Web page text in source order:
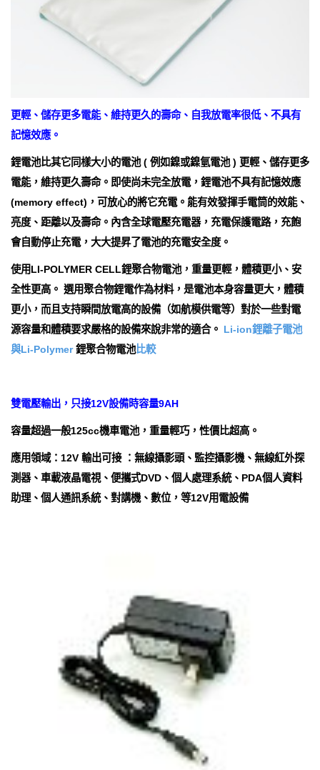
更輕、儲存更多電能、維持更久的壽命、自我放電率很低、不具有
記憶效應。
鋰電池比其它同樣大小的電池 ( 例如鎳或鎳氫電池 ) 更輕、儲存更多
電能，維持更久壽命。即使尚未完全放電，鋰電池不具有記憶效應
(memory effect)，可放心的將它充電。能有效發揮手電筒的效能、
亮度、距離以及壽命。內含全球電壓充電器，充電保護電路，充飽
會自動停止充電，大大提昇了電池的充電安全度。
使用LI-POLYMER CELL鋰聚合物電池，重量更輕，體積更小、安
全性更高。 選用聚合物鋰電作為材料，是電池本身容量更大，體積
更小，而且支持瞬間放電高的設備（如航模供電等）對於一些對電
源容量和體積要求嚴格的設備來說非常的適合。 Li-ion鋰離子電池
與Li-Polymer鋰聚合物電池比較
雙電壓輸出，只接12V設備時容量9AH
容量超過一般125cc機車電池，重量輕巧，性價比超高。
應用領域：12V 輸出可接 ：無線攝影頭、監控攝影機、無線紅外探
測器、車載液晶電視、便攜式DVD、個人處理系統、PDA個人資料
助理、個人通訊系統、對講機、數位，等12V用電設備